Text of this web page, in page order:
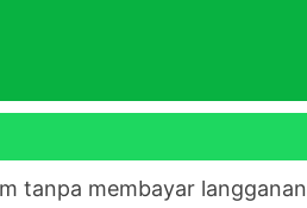
tanpa membayar langganan